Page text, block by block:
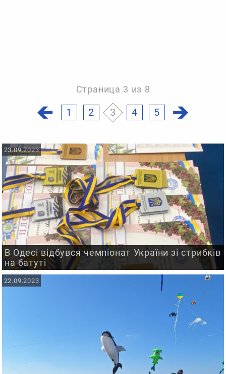
Страница 3 из 8
1 2 3 4 5
В Одесі відбувся чемпіонат України зі стрибків
на батуті
23.09.2023
22.09.2023